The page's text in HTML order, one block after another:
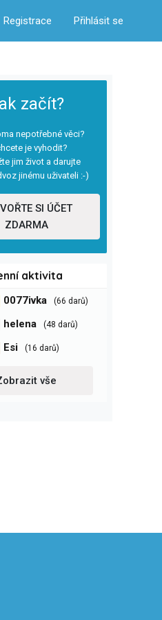
Registrace Přihlásit se
začít?
nepotřebné věci?
je vyhodit?
jim život a darujte
jinému uživateli :-)
SI ÚČET
ZDARMA
aktivita
0077ivka (66 darů)
helena (48 darů)
Esi (16 darů)
vše